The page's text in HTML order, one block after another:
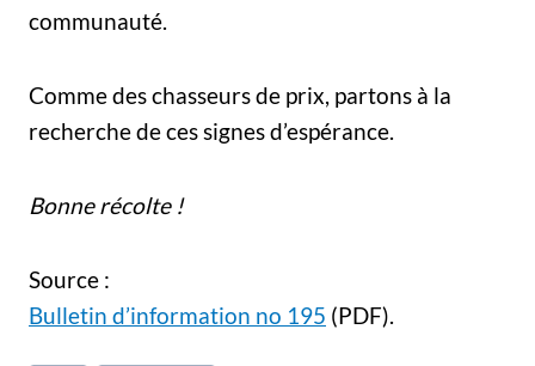
communauté.
Comme des chasseurs de prix, partons à la
recherche de ces signes d’espérance.
Bonne récolte !
Source :
Bulletin d’information no 195 (PDF).